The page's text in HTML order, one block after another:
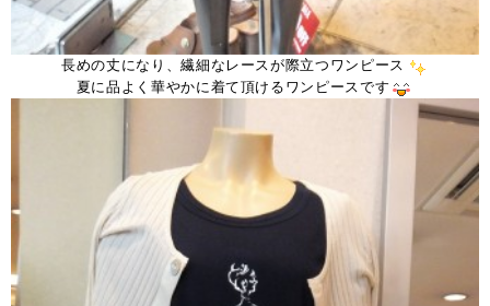
長めの丈になり、繊細なレースが際立つワンピース
夏に品よく華やかに着て頂けるワンピースです